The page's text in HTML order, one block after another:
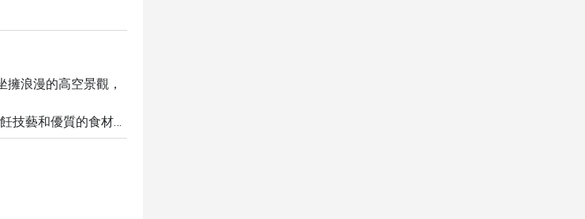
擁浪漫的高空景觀，
技藝和優質的食材聞
味。
體驗非凡的用餐享